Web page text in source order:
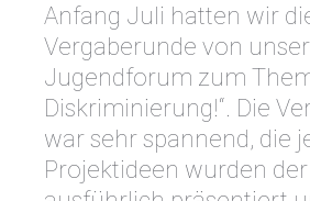
Anfang Juli hatten wir
Vergaberunde von
Jugendforum zum
Diskriminierung!“. Die
war sehr spannend, die
Projektideen wurden